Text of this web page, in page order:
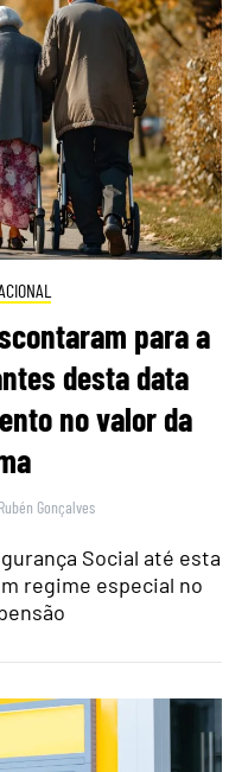
para a
desta data
no valor da
Rubén Gonçalves
Social até esta
regime especial no